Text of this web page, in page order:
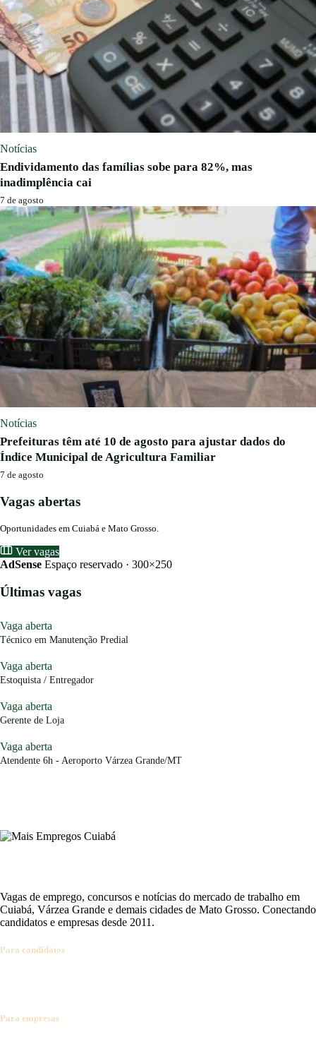
Notícias
Endividamento das famílias sobe para 82%, mas
inadimplência cai
7 de agosto
Notícias
Prefeituras têm até 10 de agosto para ajustar dados do
Índice Municipal de Agricultura Familiar
7 de agosto
Vagas abertas
Oportunidades em Cuiabá e Mato Grosso.
Ver vagas
AdSense Espaço reservado · 300×250
Últimas vagas
Vaga aberta
Técnico em Manutenção Predial
Vaga aberta
Estoquista / Entregador
Vaga aberta
Gerente de Loja
Vaga aberta
Atendente 6h - Aeroporto Várzea Grande/MT
Vagas de emprego, concursos e notícias do mercado de trabalho em
Cuiabá, Várzea Grande e demais cidades de Mato Grosso. Conectando
candidatos e empresas desde 2011.
Para candidatos
Para empresas